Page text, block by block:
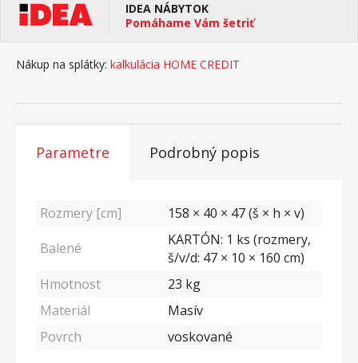
IDEA NÁBYTOK
Pomáhame Vám šetriť
Nákup na splátky: kalkulácia HOME CREDIT
Parametre Podrobný popis
Rozmery [cm]
158 × 40 × 47 (š × h × v)
Balené
KARTÓN: 1 ks (rozmery,
š/v/d: 47 × 10 × 160 cm)
Hmotnost
23 kg
Materiál
Masív
Povrch
voskované